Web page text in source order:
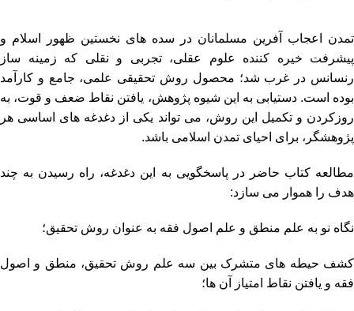
تمدن اعجاب آفرین مسلمانان در سده های نخستین ظهور اسلام و
پیشرفت خیره کننده علوم عقلی، تجربی و نقلی که زمینه ساز
رنسانس در غرب شد؛ محصول روش تحقیقی علمی، جامع و کارآمد
بوده است. دستیابی به این شیوه پژوهش، یافتن نقاط ضعف و قوت، به
روزکردن و تکمیل این روش، می تواند یکی از دغدغه های اساسی هر
پژوهشگر، برای احیای تمدن اسلامی باشد.
مطالعه کتاب حاضر در پاسخگویی به این دغدغه، راه رسیدن به چند
هدف را هموار می سازد:
نگاه نو به علم منطق و علم اصول فقه به عنوان روش تحقیق؛
کشف حیطه های متشرک بین سه علم روش تحقیق، منطق و اصول
فقه و یافتن نقاط امتیاز آن ها؛